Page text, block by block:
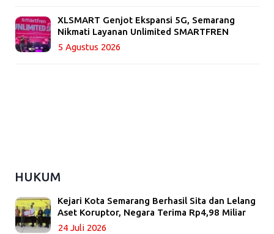
XLSMART Genjot Ekspansi 5G, Semarang
Nikmati Layanan Unlimited SMARTFREN
5 Agustus 2026
HUKUM
Kejari Kota Semarang Berhasil Sita dan Lelang
Aset Koruptor, Negara Terima Rp4,98 Miliar
24 Juli 2026